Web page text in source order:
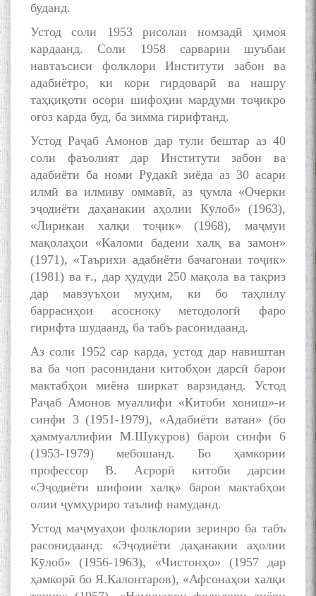
буданд.
Устод соли 1953 рисолаи номзадӣ ҳимоя
кардаанд. Соли 1958 сарварии шуъбаи
навтаъсиси фолклори Институти забон ва
адабиётро, ки кори гирдоварӣ ва нашру
таҳқиқоти осори шифоҳии мардуми тоҷикро
оғоз карда буд, ба зимма гирифтанд.
Устод Раҷаб Амонов дар тули бештар аз 40
соли фаъолият дар Институти забон ва
адабиёти ба номи Рӯдакӣ зиёда аз 30 асари
илмӣ ва илмиву оммавӣ, аз ҷумла «Очерки
эҷодиёти даҳанакии аҳолии Кӯлоб» (1963),
«Лирикаи халқи тоҷик» (1968), маҷмуи
мақолаҳои «Каломи бадеии халқ ва замон»
(1971), «Таърихи адабиёти бачагонаи тоҷик»
(1981) ва ғ., дар ҳудуди 250 мақола ва тақриз
дар мавзуъҳои муҳим, ки бо таҳлилу
баррасиҳои асосноку методологӣ фаро
гирифта шудаанд, ба табъ расонидаанд.
Аз соли 1952 сар карда, устод дар навиштан
ва ба чоп расонидани китобҳои дарсӣ барои
мактабҳои миёна ширкат варзиданд. Устод
Раҷаб Амонов муаллифи «Китоби хониш»-и
синфи 3 (1951-1979), «Адабиёти ватан» (бо
ҳаммуаллифии М.Шукуров) барои синфи 6
(1953-1979) мебошанд. Бо ҳамкории
профессор В. Асрорӣ китоби дарсии
«Эҷодиёти шифоии халқ» барои мактабҳои
олии ҷумҳуриро таълиф намуданд.
Устод маҷмуаҳои фолклории зеринро ба табъ
расонидаанд: «Эҷодиёти даҳанакии аҳолии
Кӯлоб» (1956-1963), «Чистонҳо» (1957 дар
ҳамкорӣ бо Я.Калонтаров), «Афсонаҳои халқи